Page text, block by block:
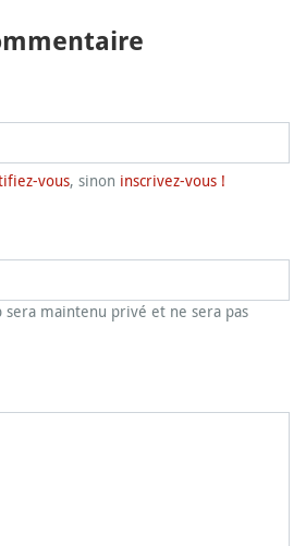
vous, sinon inscrivez-vous !
sera maintenu privé et ne sera pas